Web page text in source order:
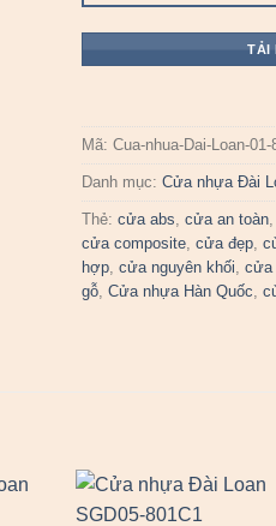
TẢI
Mã:Cua-nhua-Dai-Loan-
Danh mục:Cửa nhựa Đài
Thẻ:cửa abs,cửa an toàn
cửa composite,cửa đẹp,
hợp,cửa nguyên khối,cửa
gỗ,Cửa nhựa Hàn Quốc,